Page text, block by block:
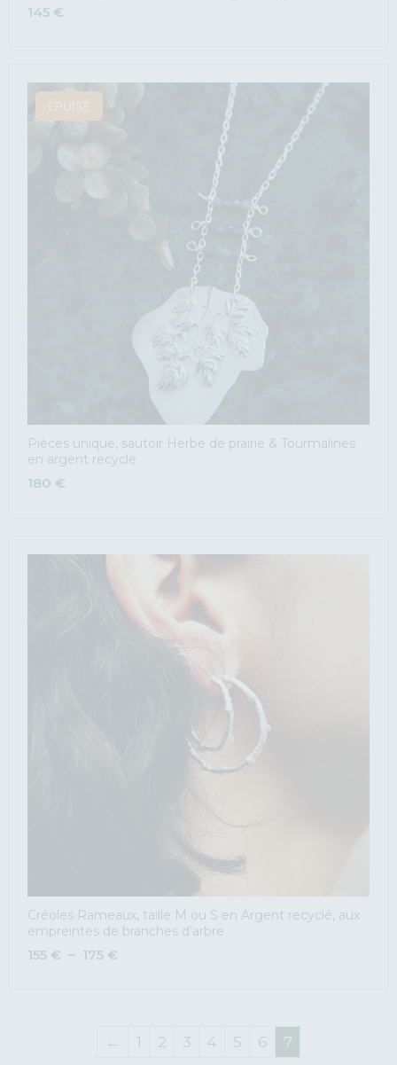
145 €
Pièces unique, sautoir Herbe de prairie & Tourmalines
en argent recyclé
180 €
ÉPUISÉ
Créoles Rameaux, taille M ou S en Argent recyclé, aux
empreintes de branches d’arbre
155 € – 175 €
← 1 2 3 4 5 6 7